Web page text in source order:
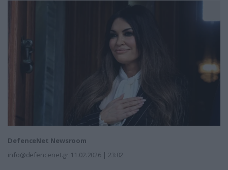
DefenceNet Newsroom
info@defencenet.gr 11.02.2026 | 23:02